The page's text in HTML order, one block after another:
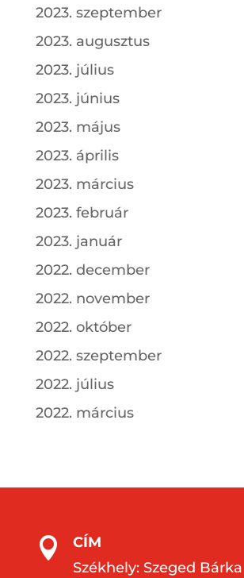
2023. szeptember
2023. augusztus
2023. július
2023. június
2023. május
2023. április
2023. március
2023. február
2023. január
2022. december
2022. november
2022. október
2022. szeptember
2022. július
2022. március

CÍM
Székhely: Szeged